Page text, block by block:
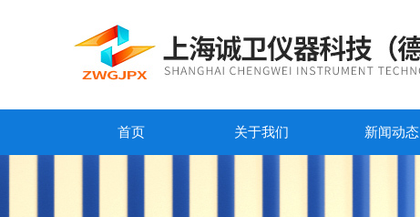
首页 关于我们 新闻动态